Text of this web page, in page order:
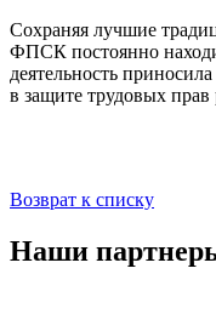
Сохраняя лучшие
ФПСК постоянно
деятельность
в защите трудовых прав
Возврат к списку
Наши